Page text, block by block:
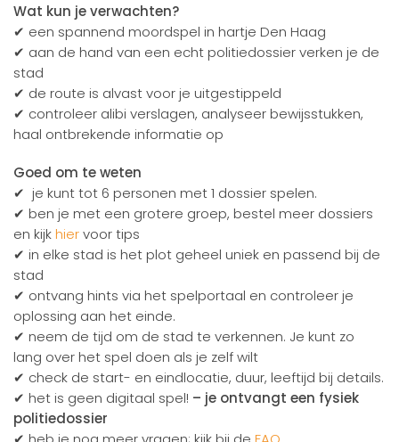
Wat kun je verwachten?
✔ een spannend moordspel in hartje Den Haag
✔ aan de hand van een echt politiedossier verken je de
stad
✔ de route is alvast voor je uitgestippeld
✔ controleer alibi verslagen, analyseer bewijsstukken,
haal ontbrekende informatie op
Goed om te weten
✔ je kunt tot 6 personen met 1 dossier spelen.
✔ ben je met een grotere groep, bestel meer dossiers
en kijkhiervoor tips
✔ in elke stad is het plot geheel uniek en passend bij de
stad
✔ ontvang hints via het spelportaal en controleer je
oplossing aan het einde.
✔ neem de tijd om de stad te verkennen. Je kunt zo
lang over het spel doen als je zelf wilt
✔ check de start- en eindlocatie, duur, leeftijd bij details.
✔ het is geen digitaal spel! – je ontvangt een fysiek
politiedossier